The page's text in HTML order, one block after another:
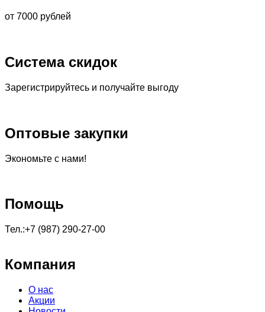
от 7000 рублей
Система скидок
Зарегистрируйтесь и получайте выгоду
Оптовые закупки
Экономьте с нами!
Помощь
Тел.:+7 (987) 290-27-00
Компания
О нас
Акции